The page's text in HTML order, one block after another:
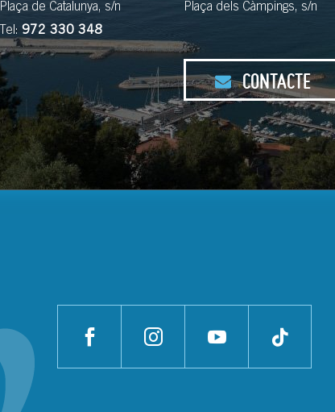
Plaça de Catalunya, s/n
Tel: 972 330 348
Plaça dels Càmpings, s/n
CONTACTE